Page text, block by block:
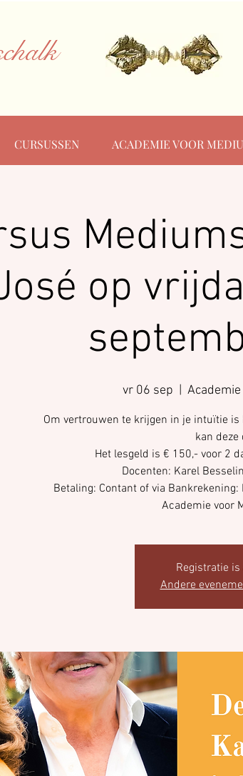
CURSUSSEN ACADEMIE VOOR
op
vr 06 sep
Om vertrouwen te krijgen in je intuïtie
kan deze
Het lesgeld is € 150,- voor 2
Docenten: Karel
Betaling: Contant of via
Registratie
Andere